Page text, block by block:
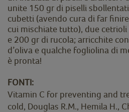
unite 150 gr di piselli
cubetti (avendo cura di far
cui mischiate tutto), due
e 200 gr di rucola; arricchite
d’oliva e qualche fogliolina di
è pronta!
FONTI:
Vitamin C for preventing and
cold, Douglas R.M., Hemila H.,